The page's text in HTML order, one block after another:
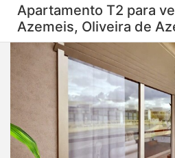
Apartamento T2 para
Azemeis, Oliveira de